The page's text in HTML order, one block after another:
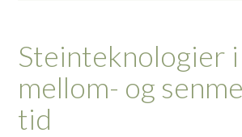
Steinteknologier i
mellom- og
tid